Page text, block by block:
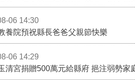
06 14:30
養院預祝縣長爸爸父親節快樂
06 14:29
清宮捐贈500萬元給縣府 挹注弱勢家